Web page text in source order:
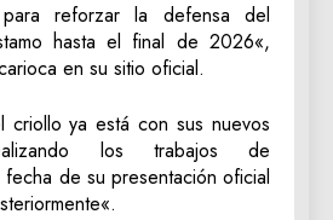
reforzar la defensa del
hasta el final de 2026«,
en su sitio oficial.
criollo ya está con sus nuevos
los trabajos de
de su presentación oficial